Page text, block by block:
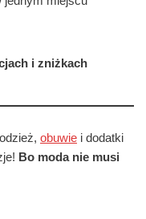
i zniżkach
obuwie i dodatki
Bo moda nie musi